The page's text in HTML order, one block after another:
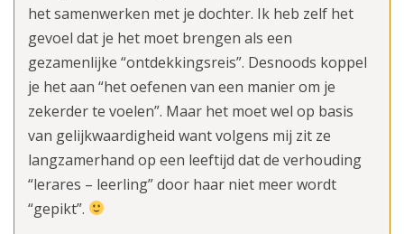
het samenwerken met je dochter. Ik heb zelf het
gevoel dat je het moet brengen als een
gezamenlijke “ontdekkingsreis”. Desnoods koppel
je het aan “het oefenen van een manier om je
zekerder te voelen”. Maar het moet wel op basis
van gelijkwaardigheid want volgens mij zit ze
langzamerhand op een leeftijd dat de verhouding
“lerares – leerling” door haar niet meer wordt
“gepikt”.